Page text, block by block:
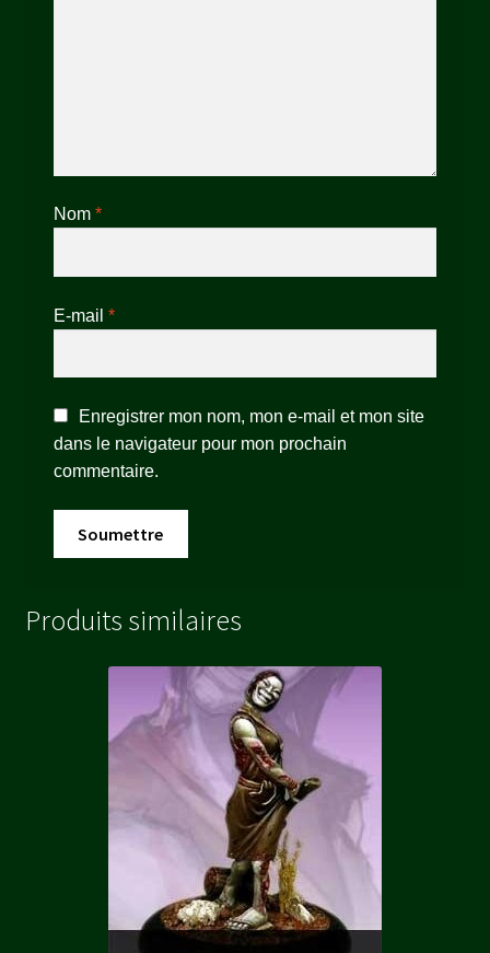
Nom *
E-mail *
Enregistrer mon nom, mon e-mail et mon site
dans le navigateur pour mon prochain
commentaire.
Produits similaires